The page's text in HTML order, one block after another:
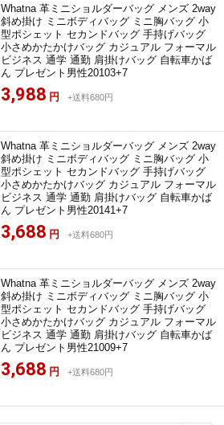
Whatna 革ミニショルダーバッグ メンズ 2way
斜め掛け ミニボディバッグ ミニ胸バッグ 小
型ポシェット セカンドバッグ 手持げバッグ
小さめかたかけバッグ カジュアル フォーマル
ビジネス 通学 通勤 肩掛けバッグ 自転車かば
ん プレゼント男性20103+7
3,988 円 +送料680円
Whatna 革ミニショルダーバッグ メンズ 2way
斜め掛け ミニボディバッグ ミニ胸バッグ 小
型ポシェット セカンドバッグ 手持げバッグ
小さめかたかけバッグ カジュアル フォーマル
ビジネス 通学 通勤 肩掛けバッグ 自転車かば
ん プレゼント男性20141+7
3,688 円 +送料680円
Whatna 革ミニショルダーバッグ メンズ 2way
斜め掛け ミニボディバッグ ミニ胸バッグ 小
型ポシェット セカンドバッグ 手持げバッグ
小さめかたかけバッグ カジュアル フォーマル
ビジネス 通学 通勤 肩掛けバッグ 自転車かば
ん プレゼント男性21009+7
3,688 円 +送料680円